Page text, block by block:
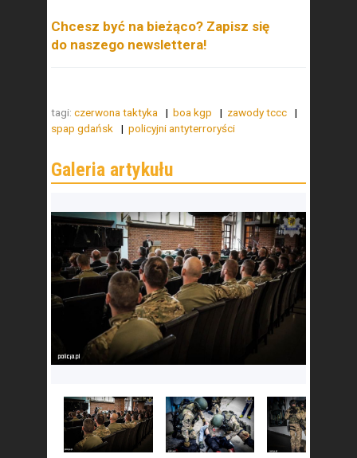
Chcesz być na bieżąco? Zapisz się
do naszego newslettera!
tagi: czerwona taktyka boa kgp
zawody tccc
spap gdańsk
policyjni antyterroryści